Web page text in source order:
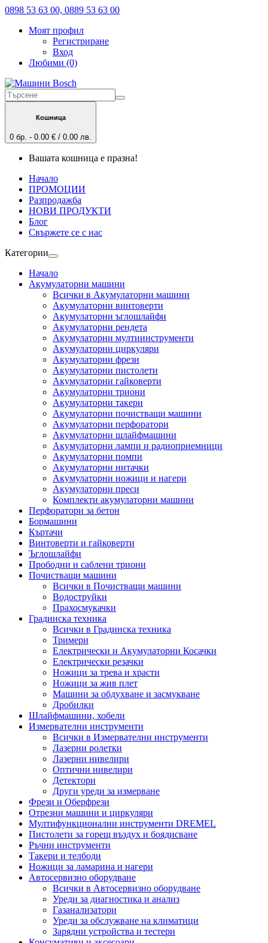
0898 53 63 00, 0889 53 63 00
Моят профил
Регистриране
Вход
Любими (0)
Кошница
0 бр. - 0.00 € / 0.00 лв.
Вашата кошница е празна!
Начало
ПРОМОЦИИ
Разпродажба
НОВИ ПРОДУКТИ
Блог
Свържете се с нас
Категории
Начало
Акумулаторни машини
Всички в Акумулаторни машини
Акумулаторни винтоверти
Акумулаторни ъглошлайфи
Акумулаторни рендета
Акумулаторни мултиинструменти
Акумулаторни циркуляри
Акумулаторни фрези
Акумулаторни пистолети
Акумулаторни гайковерти
Акумулаторни триони
Акумулаторни такери
Акумулаторни почистващи машини
Акумулаторни перфоратори
Акумулаторни шлайфмашини
Акумулаторни лампи и радиоприемници
Акумулаторни помпи
Акумулаторни нитачки
Акумулаторни ножици и нагери
Акумулаторни преси
Комплекти акумулаторни машини
Перфоратори за бетон
Бормашини
Къртачи
Винтоверти и гайковерти
Ъглошлайфи
Прободни и саблени триони
Почистващи машини
Всички в Почистващи машини
Водоструйки
Прахосмукачки
Градинска техника
Всички в Градинска техника
Тримери
Електрически и Акумулаторни Косачки
Електрически резачки
Ножици за трева и храсти
Ножици за жив плет
Машини за обдухване и засмукване
Дробилки
Шлайфмашини, хобели
Измервателни инструменти
Всички в Измервателни инструменти
Лазерни ролетки
Лазерни нивелири
Оптични нивелири
Детектори
Други уреди за измерване
Фрези и Оберфрези
Отрезни машини и циркуляри
Мултифункционални инструменти DREMEL
Пистолети за горещ въздух и боядисване
Ръчни инструменти
Такери и телбоди
Ножици за ламарина и нагери
Автосервизно оборудване
Всички в Автосервизно оборудване
Уреди за диагностика и анализ
Газанализатори
Уреди за обслужване на климатици
Зарядни устройства и тестери